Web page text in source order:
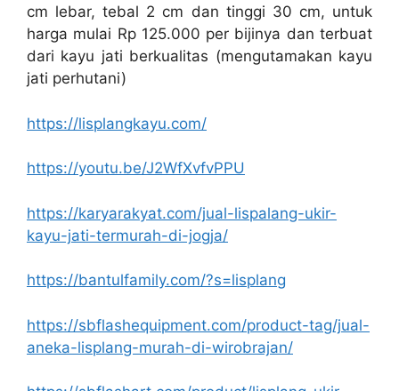
cm lebar, tebal 2 cm dan tinggi 30 cm, untuk
harga mulai Rp 125.000 per bijinya dan terbuat
dari kayu jati berkualitas (mengutamakan kayu
jati perhutani)
https://lisplangkayu.com/
https://youtu.be/J2WfXvfvPPU
https://karyarakyat.com/jual-lispalang-ukir-
kayu-jati-termurah-di-jogja/
https://bantulfamily.com/?s=lisplang
https://sbflashequipment.com/product-tag/jual-
aneka-lisplang-murah-di-wirobrajan/